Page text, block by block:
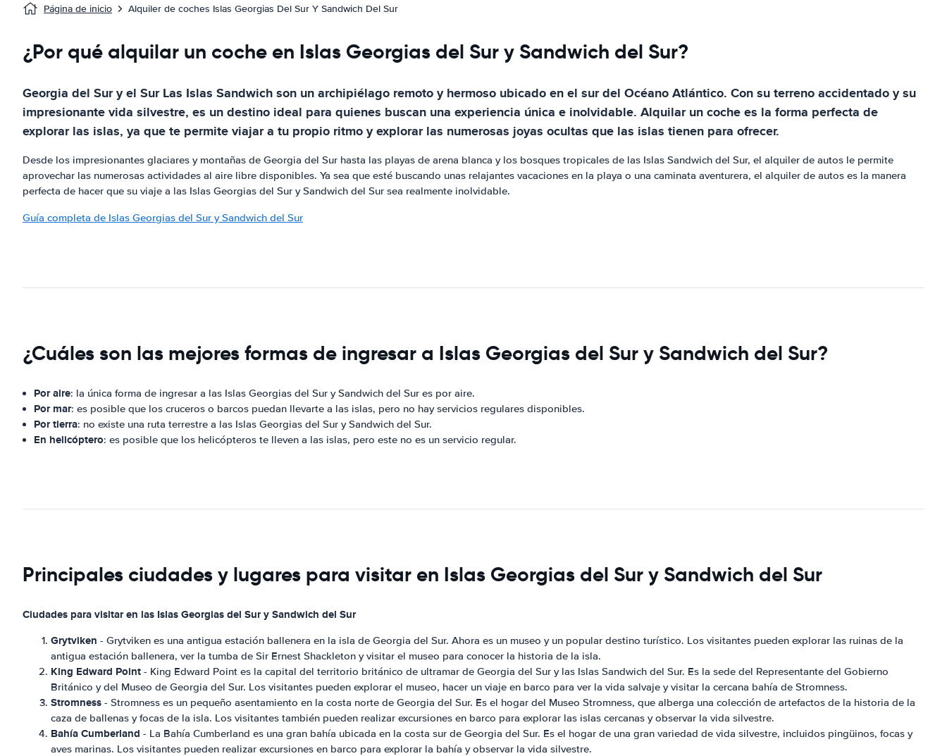
Página de inicio Alquiler de coches Islas Georgias Del Sur Y Sandwich Del Sur
¿Por qué alquilar un coche en Islas Georgias del Sur y Sandwich del Sur?
Georgia del Sur y el Sur Las Islas Sandwich son un archipiélago remoto y hermoso ubicado en el sur del Océano Atlántico. Con su terreno accidentado y su
impresionante vida silvestre, es un destino ideal para quienes buscan una experiencia única e inolvidable. Alquilar un coche es la forma perfecta de
explorar las islas, ya que te permite viajar a tu propio ritmo y explorar las numerosas joyas ocultas que las islas tienen para ofrecer.
Desde los impresionantes glaciares y montañas de Georgia del Sur hasta las playas de arena blanca y los bosques tropicales de las Islas Sandwich del Sur, el alquiler de autos le permite
aprovechar las numerosas actividades al aire libre disponibles. Ya sea que esté buscando unas relajantes vacaciones en la playa o una caminata aventurera, el alquiler de autos es la manera
perfecta de hacer que su viaje a las Islas Georgias del Sur y Sandwich del Sur sea realmente inolvidable.
Guía completa de Islas Georgias del Sur y Sandwich del Sur
¿Cuáles son las mejores formas de ingresar a Islas Georgias del Sur y Sandwich del Sur?
Por aire: la única forma de ingresar a las Islas Georgias del Sur y Sandwich del Sur es por aire.
Por mar: es posible que los cruceros o barcos puedan llevarte a las islas, pero no hay servicios regulares disponibles.
Por tierra: no existe una ruta terrestre a las Islas Georgias del Sur y Sandwich del Sur.
En helicóptero: es posible que los helicópteros te lleven a las islas, pero este no es un servicio regular.
Principales ciudades y lugares para visitar en Islas Georgias del Sur y Sandwich del Sur
Ciudades para visitar en las Islas Georgias del Sur y Sandwich del Sur
Grytviken - Grytviken es una antigua estación ballenera en la isla de Georgia del Sur. Ahora es un museo y un popular destino turístico. Los visitantes pueden explorar las ruinas de la
antigua estación ballenera, ver la tumba de Sir Ernest Shackleton y visitar el museo para conocer la historia de la isla.
King Edward Point - King Edward Point es la capital del territorio británico de ultramar de Georgia del Sur y las Islas Sandwich del Sur. Es la sede del Representante del Gobierno
Británico y del Museo de Georgia del Sur. Los visitantes pueden explorar el museo, hacer un viaje en barco para ver la vida salvaje y visitar la cercana bahía de Stromness.
Stromness - Stromness es un pequeño asentamiento en la costa norte de Georgia del Sur. Es el hogar del Museo Stromness, que alberga una colección de artefactos de la historia de la
caza de ballenas y focas de la isla. Los visitantes también pueden realizar excursiones en barco para explorar las islas cercanas y observar la vida silvestre.
Bahía Cumberland - La Bahía Cumberland es una gran bahía ubicada en la costa sur de Georgia del Sur. Es el hogar de una gran variedad de vida silvestre, incluidos pingüinos, focas y
aves marinas. Los visitantes pueden realizar excursiones en barco para explorar la bahía y observar la vida silvestre.